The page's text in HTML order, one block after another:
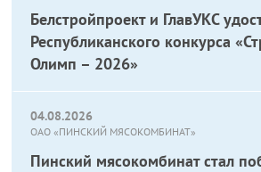
Белстройпроект и ГлавУКС
Республиканского конкурса
Олимп – 2026»
04.08.2026
ОАО «ПИНСКИЙ МЯСОКОМБИНАТ»
Пинский мясокомбинат стал